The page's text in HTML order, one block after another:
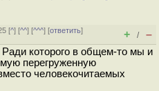
[^] [^^] [^^^] [ответить]
+ / –
Ради которого в общем-то мы и
перегруженную
человекочитаемых